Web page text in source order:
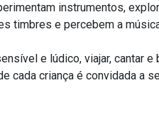
instrumentos,
timbres e percebem a
e lúdico, viajar, cantar
cada criança é convidada a